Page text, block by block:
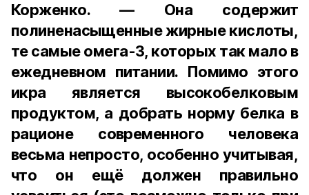
Корженко. — Она содержит
полиненасыщенные жирные кислоты,
те самые омега-3, которых так мало в
ежедневном питании. Помимо этого
икра является высокобелковым
продуктом, а добрать норму белка в
рационе современного человека
весьма непросто, особенно учитывая,
что он ещё должен правильно